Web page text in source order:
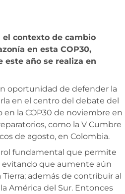
el contexto de cambio
en esta COP30,
este año se realiza en
oportunidad de defender la
en el centro del debate del
la COP30 de noviembre en
como la V Cumbre
de agosto, en Colombia.
fundamental que permite
que aumente aún
además de contribuir al
América del Sur. Entonces